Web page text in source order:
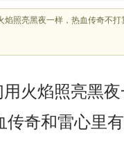
焰照亮黑夜一样，热血传奇不
火焰照亮黑
传奇和雷心里